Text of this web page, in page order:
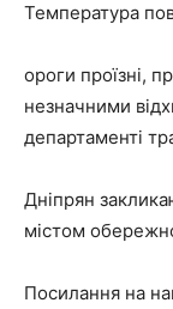
Температура
ороги проїзні,
незначними
департаменті
Дніпрян
містом
Посилання на